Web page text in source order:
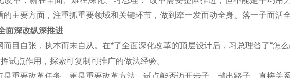
的主要方面，注重抓重要领域和关键环节，做到牵一发而动全身、落一子而活全
面深改纵深推进
自张，执本而末自从。在*了全面深化改革的顶层设计后，习总理答了“怎么
点作用，探索可复制可推广的做法经验。
要改革任务，更是重要改革方法。试点能否迈开步子、趟出路子，直接关系